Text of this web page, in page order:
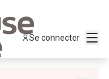
Se connecter